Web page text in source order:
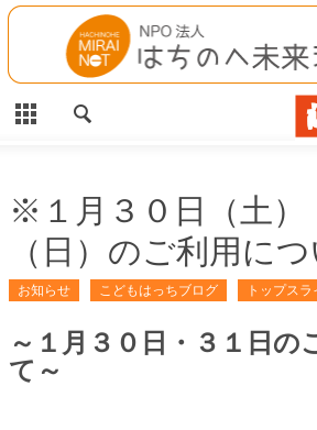
CLOSE
HOME
相談事業
MAP
お問合わせ
※１月３０日（土）
（日）のご利用に
お知らせ こどもはっちブログ トップスラ
～１月３０日・３１日の
て～